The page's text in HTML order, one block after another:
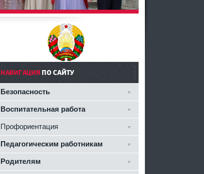
НАВИГАЦИЯПО САЙТУ
Безопасность
Воспитательная работа
Профориентация
Педагогическим работникам
Родителям